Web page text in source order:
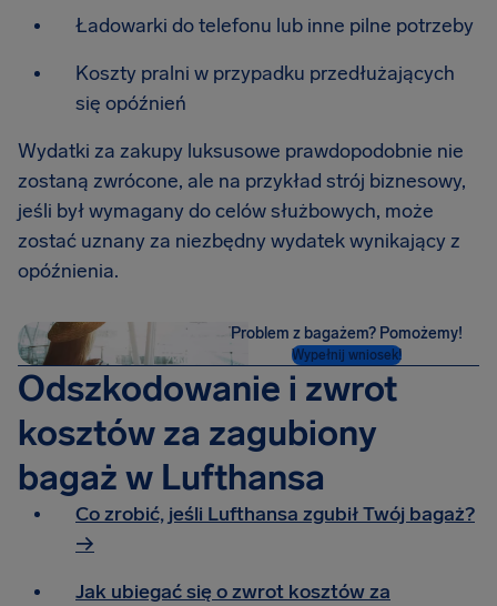
Ładowarki do telefonu lub inne pilne potrzeby
Koszty pralni w przypadku przedłużających
się opóźnień
Wydatki za zakupy luksusowe prawdopodobnie nie
zostaną zwrócone, ale na przykład strój biznesowy,
jeśli był wymagany do celów służbowych, może
zostać uznany za niezbędny wydatek wynikający z
opóźnienia.
Problem z bagażem? Pomożemy!
Wypełnij wniosek!
Odszkodowanie i zwrot
kosztów za zagubiony
bagaż w Lufthansa
Co zrobić, jeśli Lufthansa zgubił Twój bagaż?
→
Jak ubiegać się o zwrot kosztów za